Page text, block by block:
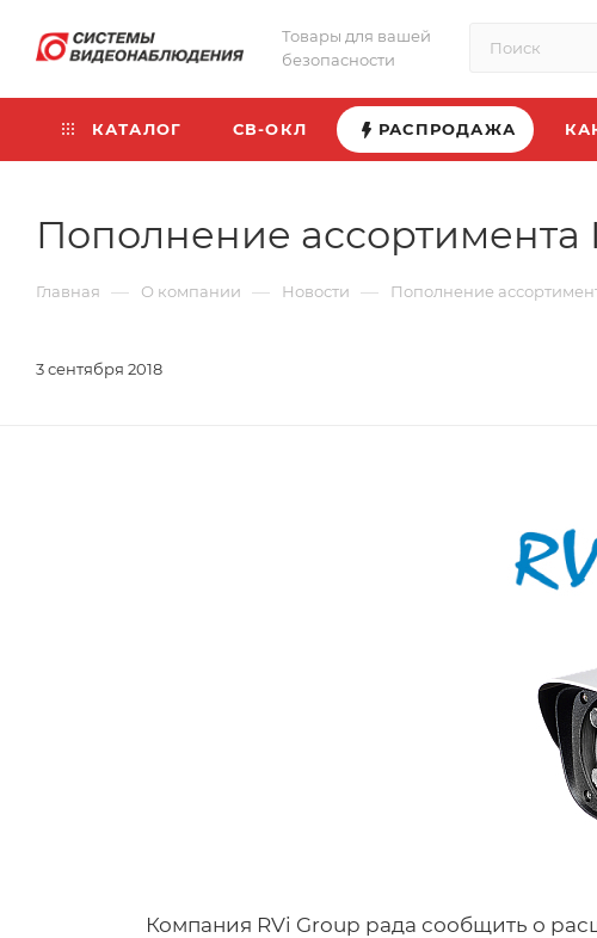
Товары для вашей
безопасности
КАТАЛОГ СВ-ОКЛ РАСПРОДАЖА
Пополнение
Главная — О компании — Новости — Пополнение
3 сентября 2018
Компания RVi Group рада сообщить о